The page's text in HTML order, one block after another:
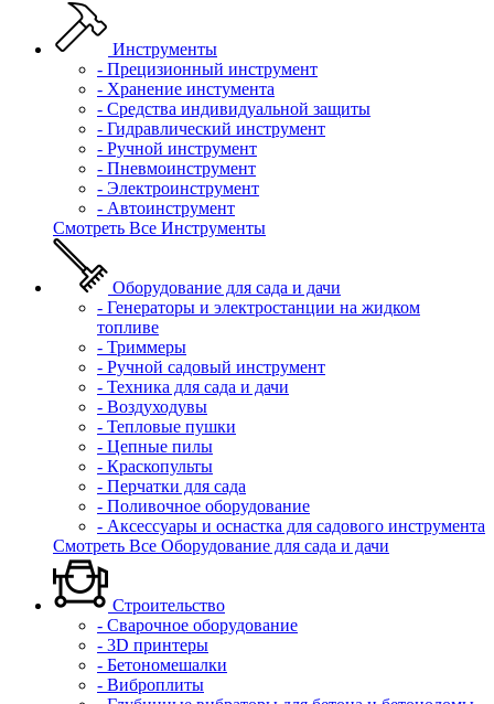
Инструменты
- Прецизионный инструмент
- Хранение инстумента
- Средства индивидуальной защиты
- Гидравлический инструмент
- Ручной инструмент
- Пневмоинструмент
- Электроинструмент
- Автоинструмент
Смотреть Все Инструменты
Оборудование для сада и дачи
- Генераторы и электростанции на жидком
топливе
- Триммеры
- Ручной садовый инструмент
- Техника для сада и дачи
- Воздуходувы
- Тепловые пушки
- Цепные пилы
- Краскопульты
- Перчатки для сада
- Поливочное оборудование
- Аксессуары и оснастка для садового инструмента
Смотреть Все Оборудование для сада и дачи
Строительство
- Сварочное оборудование
- 3D принтеры
- Бетономешалки
- Виброплиты